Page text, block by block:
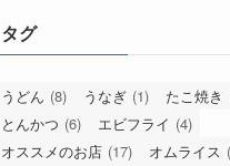
タグ
うどん (8) うなぎ (1) たこ焼き
とんかつ (6) エビフライ (4)
オススメのお店 (17) オムライス